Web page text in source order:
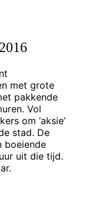
met grote
pakkende
Vol
om ‘aksie’
stad. De
boeiende
uit die tijd.